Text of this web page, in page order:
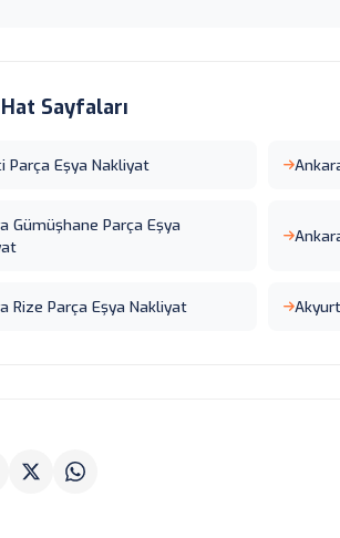
Sayfaları
Parça Eşya Nakliyat
Gümüşhane Parça Eşya
Rize Parça Eşya Nakliyat